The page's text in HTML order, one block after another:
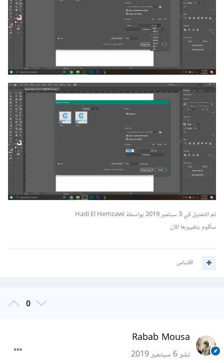
تم التعديل في3 سبتمبر 2019
بواسطة Hadi El Hemzawi
سأقوم بتغييرها الآن
اقتباس
0
Rabab Mousa
نشر6 سبتمبر 2019